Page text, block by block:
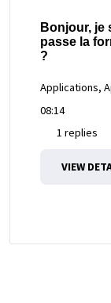
Bonjour, je
passe la
?
Applications,
08:14
1 replies
VIEW